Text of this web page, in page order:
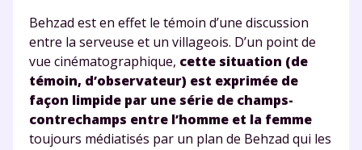
Behzad est en effet le témoin d’une discussion
entre la serveuse et un villageois. D’un point de
vue cinématographique, cette situation (de
témoin, d’observateur) est exprimée de
façon limpide par une série de champs-
contrechamps entre l’homme et la femme
toujours médiatisés par un plan de Behzad qui les